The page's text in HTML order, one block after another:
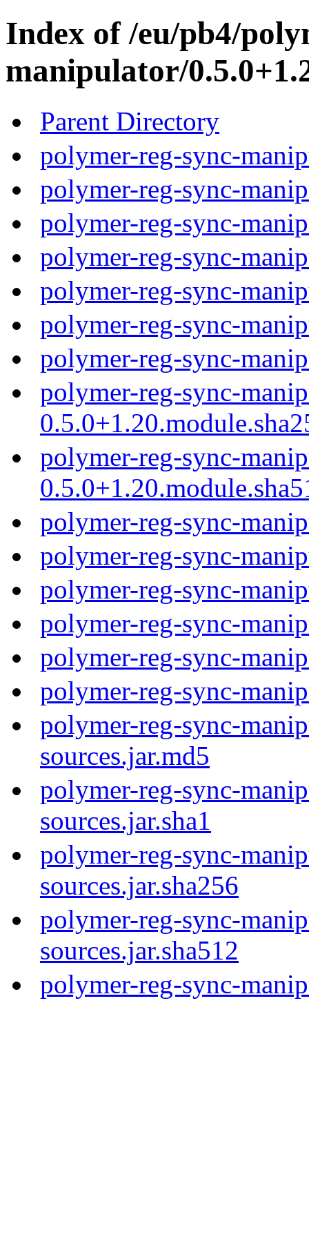
Index of /eu/pb4/
manipulator/
Parent Directory
polymer-reg-sync-
polymer-reg-sync-
polymer-reg-sync-
polymer-reg-sync-
polymer-reg-sync-
polymer-reg-sync-
polymer-reg-sync-
polymer-reg-sync-
polymer-reg-sync-
polymer-reg-sync-
polymer-reg-sync-
polymer-reg-sync-
polymer-reg-sync-
polymer-reg-sync-
polymer-reg-sync-
polymer-reg-sync-
sources.jar.md5
polymer-reg-sync-
sources.jar.sha1
polymer-reg-sync-
sources.jar.sha256
polymer-reg-sync-
sources.jar.sha512
polymer-reg-sync-